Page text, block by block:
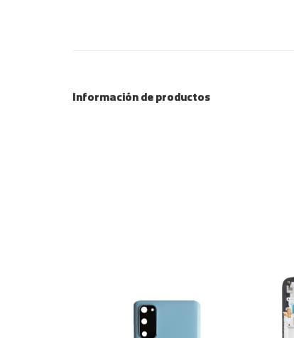
Información de productos